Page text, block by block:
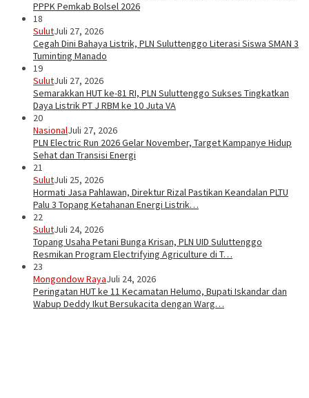
PPPK Pemkab Bolsel 2026
18
SulutJuli 27, 2026
Cegah Dini Bahaya Listrik, PLN Suluttenggo Literasi Siswa SMAN 3
Tuminting Manado
19
SulutJuli 27, 2026
Semarakkan HUT ke-81 RI, PLN Suluttenggo Sukses Tingkatkan
Daya Listrik PT J RBM ke 10 Juta VA
20
NasionalJuli 27, 2026
PLN Electric Run 2026 Gelar November, Target Kampanye Hidup
Sehat dan Transisi Energi
21
SulutJuli 25, 2026
Hormati Jasa Pahlawan, Direktur Rizal Pastikan Keandalan PLTU
Palu 3 Topang Ketahanan Energi Listrik…
22
SulutJuli 24, 2026
Topang Usaha Petani Bunga Krisan, PLN UID Suluttenggo
Resmikan Program Electrifying Agriculture di T…
23
Mongondow RayaJuli 24, 2026
Peringatan HUT ke 11 Kecamatan Helumo, Bupati Iskandar dan
Wabup Deddy Ikut Bersukacita dengan Warg…